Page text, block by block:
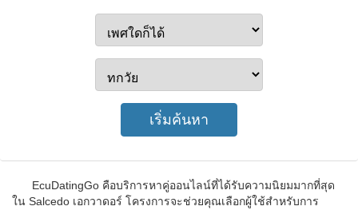
EcuDatingGo คือบริการหาคู่ออนไลน์ที่ได้รับความนิยมมากที่สุด
ใน Salcedo เอกวาดอร์ โครงการจะช่วยคุณเลือกผู้ใช้สำหรับการ